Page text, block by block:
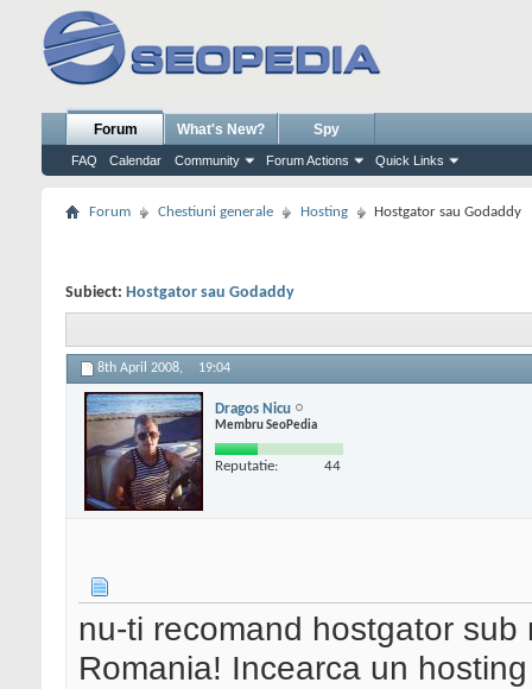
Forum
FAQ Calendar Community Forum Actions Quick Links
What's New? Spy
Forum Chestiuni generale Hosting Hostgator sau Godaddy
Subiect: Hostgator sau Godaddy
8th April 2008, 19:04
Dragos Nicu
Membru SeoPedia
Reputatie: 44
nu-ti recomand hostgator
Romania! Incearca un